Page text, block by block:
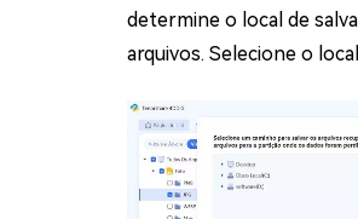
determine o local de
arquivos. Selecione o